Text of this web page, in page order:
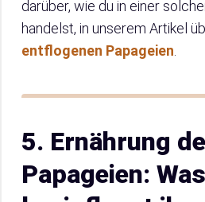
darüber, wie du in einer
handelst, in unserem Artikel
entflogenen Papageien.
5. Ernährung
Papageien: Was